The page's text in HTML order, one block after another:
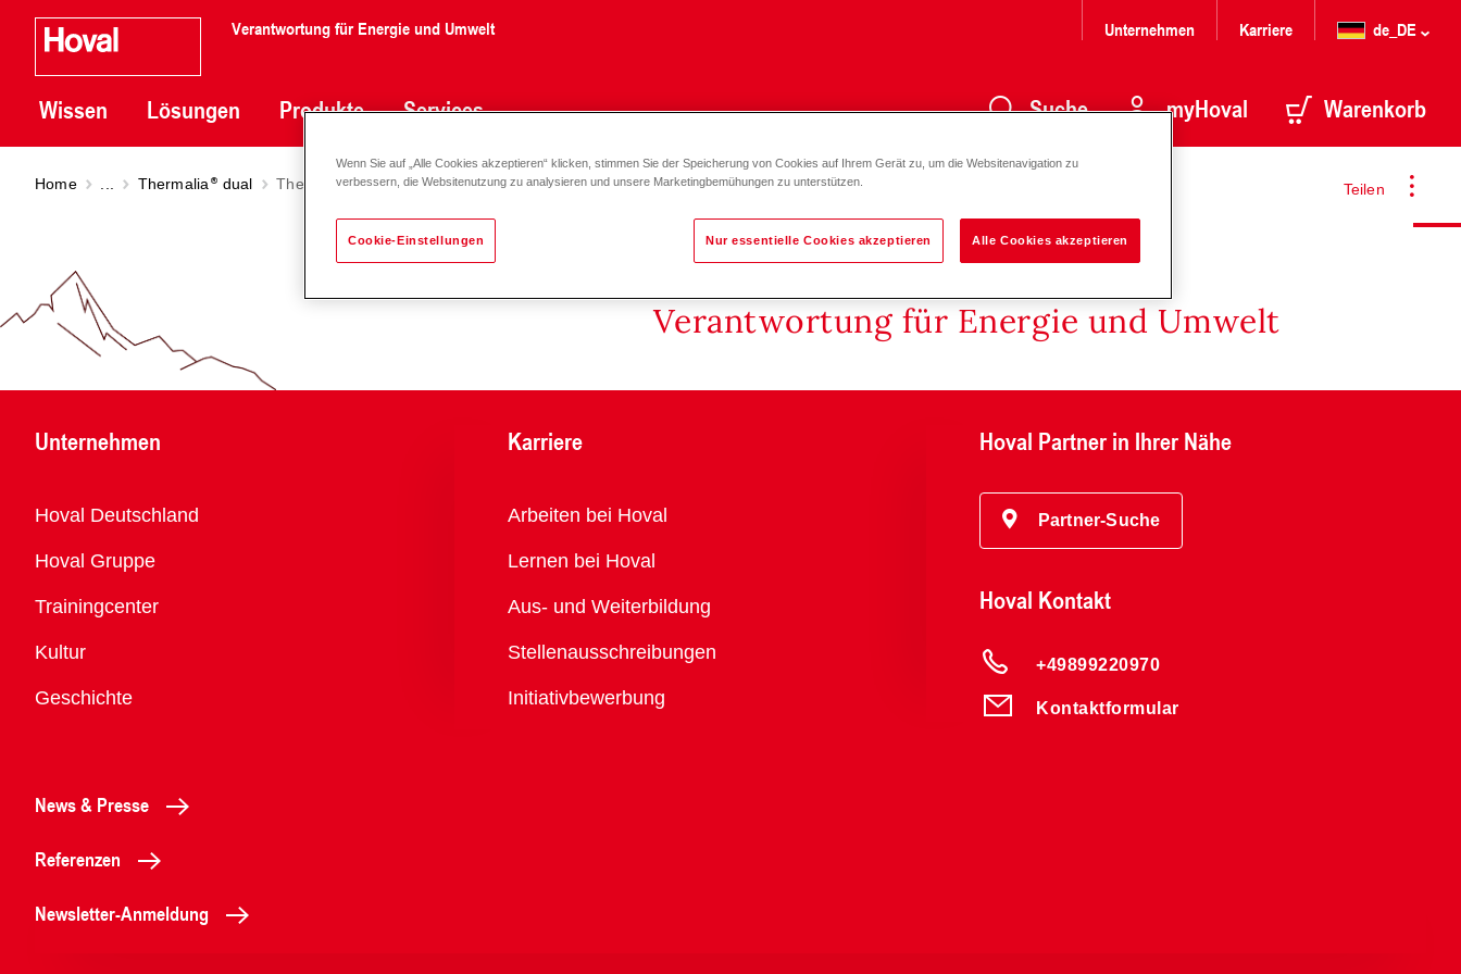
Verantwortung für Energie und Umwelt
Wissen Lösungen Produkte Services
Unternehmen Karriere de_DE
Suche myHoval Warenkorb
Teilen
Home Thermalia dual Thermalia dual (55-140)
Verantwortung für Energie und Umwelt
Unternehmen
Übersicht
Hoval Deutschland
Hoval Gruppe
Trainingcenter
Kultur
Geschichte
Karriere
Übersicht
Arbeiten bei Hoval
Lernen bei Hoval
Aus- und Weiterbildung
Stellenausschreibungen
Initiativbewerbung
Hoval Partner in Ihrer Nähe
Partner-Suche
Hoval Kontakt
+49899220970
Kontaktformular
News & Presse
Referenzen
Newsletter-Anmeldung
Wenn Sie auf „Alle Cookies akzeptieren“ klicken, stimmen Sie der Speicherung von Cookies auf Ihrem Gerät zu, um die Websitenavigation zu
verbessern, die Websitenutzung zu analysieren und unsere Marketingbemühungen zu unterstützen.
Cookie-Einstellungen Nur essentielle Cookies akzeptieren Alle Cookies akzeptieren